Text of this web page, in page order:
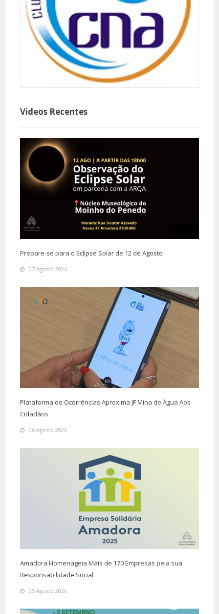
Videos Recentes
Prepare-se para o Eclipse Solar de 12 de Agosto
07 Agosto 2026
Plataforma de Ocorrências Aproxima JF Mina de Água Aos
Cidadãos
06 Agosto 2026
Amadora Homenageia Mais de 170 Empresas pela sua
Responsabilidade Social
05 Agosto 2026